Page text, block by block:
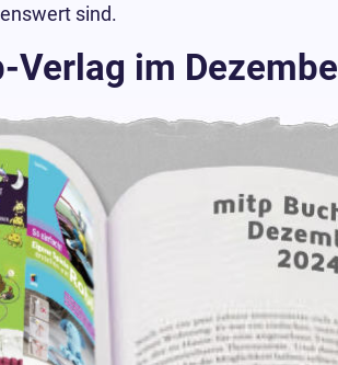
sind.
im